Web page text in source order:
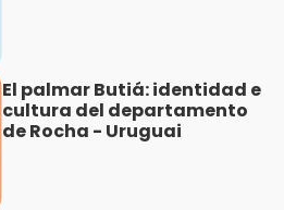
El palmar Butiá: identidad e
cultura del departamento
de Rocha - Uruguai